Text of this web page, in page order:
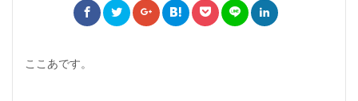
ここあです。